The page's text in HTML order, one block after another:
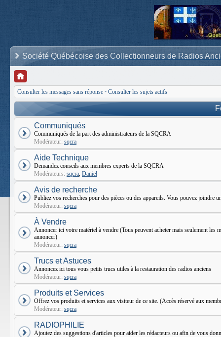
Société Québécoise des Collectionneurs de Radios
Consulter les messages sans réponse • Consulter les sujets actifs
Communiqués
Communiqués de la part des administrateurs de la SQCRA
Modérateur: sqcra
Aide Technique
Demandez conseils aux membres experts de la SQCRA
Modérateurs: sqcra, Daniel
Avis de recherche
Publiez vos recherches pour des pièces ou des appareils. Vous pouvez joindre
Modérateur: sqcra
À Vendre
Annoncer ici votre matériel à vendre (Tous peuvent acheter mais seulement les
annoncer)
Modérateur: sqcra
Trucs et Astuces
Annoncez ici tous vous petits trucs utiles à la restauration des radios anciens
Modérateur: sqcra
Produits et Services
Offrez vos produits et services aux visiteur de ce site. (Accès réservé aux
Modérateur: sqcra
RADIOPHILIE
Ajoutez des suggestions d'articles pour aider les rédacteurs ou afin de vous